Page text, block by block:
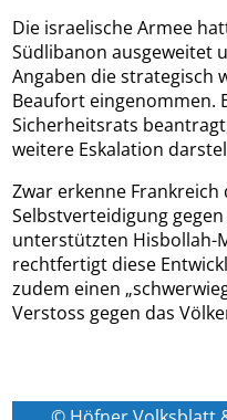
Die israelische Armee
Südlibanon ausgeweitet
Angaben die strategisch
Beaufort eingenommen.
Sicherheitsrats
weitere Eskalation
Zwar erkenne Frankreich
Selbstverteidigung
unterstützten Hisbollah-
rechtfertigt diese
zudem einen
Verstoss gegen das